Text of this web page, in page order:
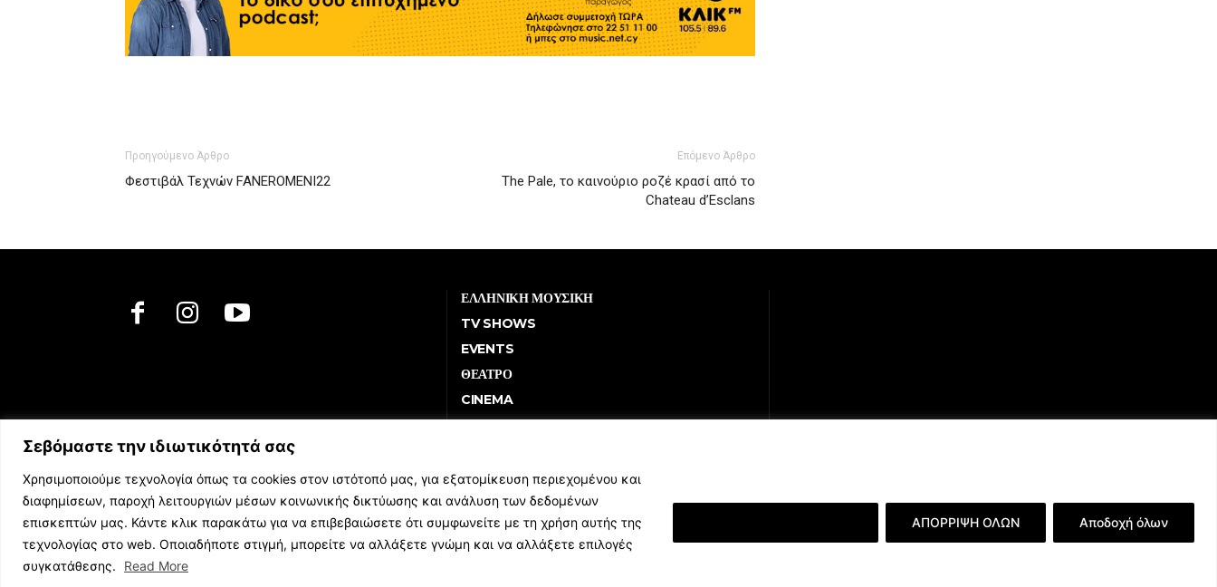
Σεβόμαστε την ιδιωτικότητά σας
Χρησιμοποιούμε τεχνολογία όπως τα cookies στον ιστότοπό μας, για εξατομίκευση περιεχομένου και
διαφημίσεων, παροχή λειτουργιών μέσων κοινωνικής δικτύωσης και ανάλυση των δεδομένων
επισκεπτών μας. Κάντε κλικ παρακάτω για να επιβεβαιώσετε ότι συμφωνείτε με τη χρήση αυτής της
τεχνολογίας στο web. Οποιαδήποτε στιγμή, μπορείτε να αλλάξετε γνώμη και να αλλάξετε επιλογές
συγκατάθεσης.
Read More
ΑΠΟΡΡΙΨΗ ΟΛΩΝ Αποδοχή όλων
Προηγούμενο Άρθρο
Φεστιβάλ Τεχνών FANEROMENI22
Επόμενο Άρθρο
The Pale, το καινούριο ροζέ κρασί από το
Chateau d’Esclans
ΕΛΛΗΝΙΚΗ ΜΟΥΣΙΚΗ
TV SHOWS
EVENTS
ΘΕΑΤΡΟ
CINEMA
ΔΙΑΓΩΝΙΣΜΟΙ
BRANDS
ΣΥΝΕΝΤΕΥΞΕΙΣ
© 2023 music.net.cy, All Rights Reserved